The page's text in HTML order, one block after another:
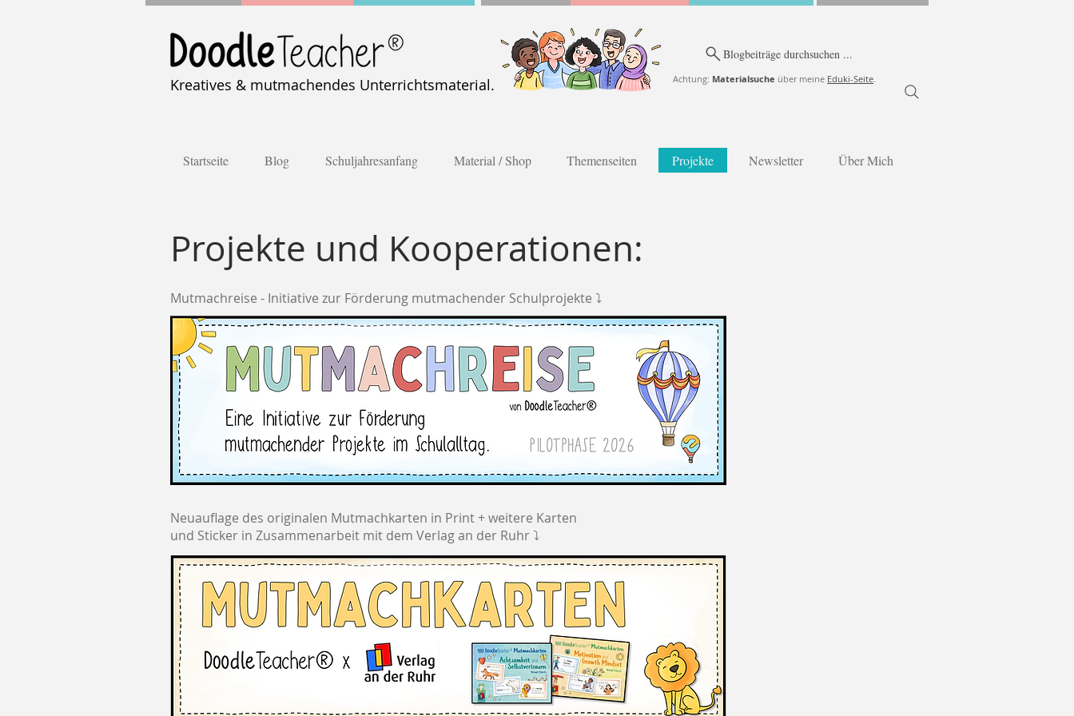
Kreatives & mutmachendes Unterrichtsmaterial. Achtung: Materialsuche über meine Eduki-Seite.
Blogbeiträge durchsuchen ...
Startseite Blog Schuljahresanfang Material / Shop Themenseiten Projekte Newsletter Über Mich
Projekte und Kooperationen:
Mutmachreise - Initiative zur Förderung mutmachender Schulprojekte ⤵️
Neuauflage des originalen Mutmachkarten in Print + weitere Karten
und Sticker in Zusammenarbeit mit dem Verlag an der Ruhr ⤵️